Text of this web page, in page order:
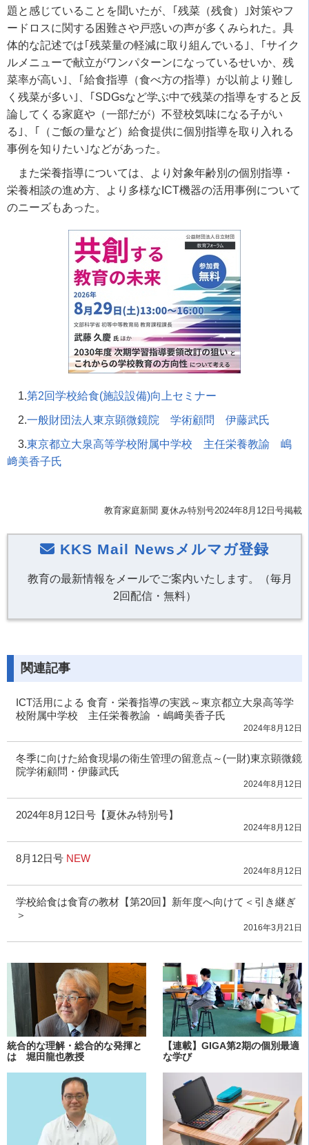
題と感じていることを聞いたが、｢残菜（残食）｣対策やフ
ードロスに関する困難さや戸惑いの声が多くみられた。具
体的な記述では｢残菜量の軽減に取り組んでいる｣、｢サイク
ルメニューで献立がワンパターンになっているせいか、残
菜率が高い｣、｢給食指導（食べ方の指導）が以前より難し
く残菜が多い｣、｢SDGsなど学ぶ中で残菜の指導をすると反
論してくる家庭や（一部だが）不登校気味になる子がい
る｣、｢（ご飯の量など）給食提供に個別指導を取り入れる
事例を知りたい｣などがあった。
また栄養指導については、より対象年齢別の個別指導・
栄養相談の進め方、より多様なICT機器の活用事例について
のニーズもあった。
1.第2回学校給食(施設設備)向上セミナー
2.一般財団法人東京顕微鏡院 学術顧問 伊藤武氏
3.東京都立大泉高等学校附属中学校 主任栄養教諭 嶋
﨑美香子氏
教育家庭新聞 夏休み特別号2024年8月12日号掲載
KKS Mail Newsメルマガ登録
教育の最新情報をメールでご案内いたします。（毎月
2回配信・無料）
関連記事
ICT活用による 食育・栄養指導の実践～東京都立大泉高等学
校附属中学校 主任栄養教諭 ・嶋﨑美香子氏
2024年8月12日
冬季に向けた給食現場の衛生管理の留意点～(一財)東京顕微鏡
院学術顧問・伊藤武氏
2024年8月12日
2024年8月12日号【夏休み特別号】
2024年8月12日
8月12日号 NEW
2024年8月12日
学校給食は食育の教材【第20回】新年度へ向けて＜引き継ぎ
＞
2016年3月21日
統合的な理解・総合的な発揮と
は 堀田龍也教授
【連載】GIGA第2期の個別最適
な学び